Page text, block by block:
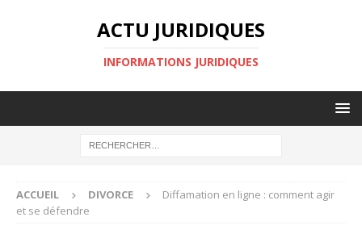
ACTU JURIDIQUES
INFORMATIONS JURIDIQUES
ACCUEIL DIVORCE
Diffamation en ligne : comment agir
et se défendre